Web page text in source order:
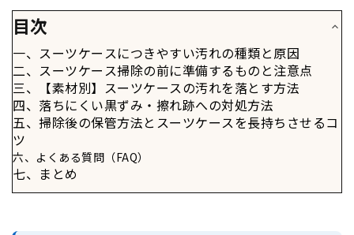
目次
一、スーツケースにつきやすい汚れの種類と原因
二、スーツケース掃除の前に準備するものと注意点
三、【素材別】スーツケースの汚れを落とす方法
四、落ちにくい黒ずみ・擦れ跡への対処方法
五、掃除後の保管方法とスーツケースを長持ちさせるコ
ツ
六、よくある質問（FAQ）
七、まとめ